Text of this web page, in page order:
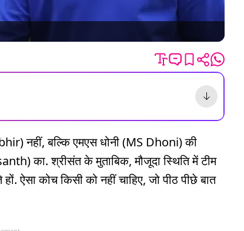
नहीं, बल्कि एमएस धोनी (MS Dhoni) की
का. श्रीसंत के मुताबिक, मौजूदा स्थिति में टीम
कोच किसी को नहीं चाहिए, जो पीठ पीछे बात